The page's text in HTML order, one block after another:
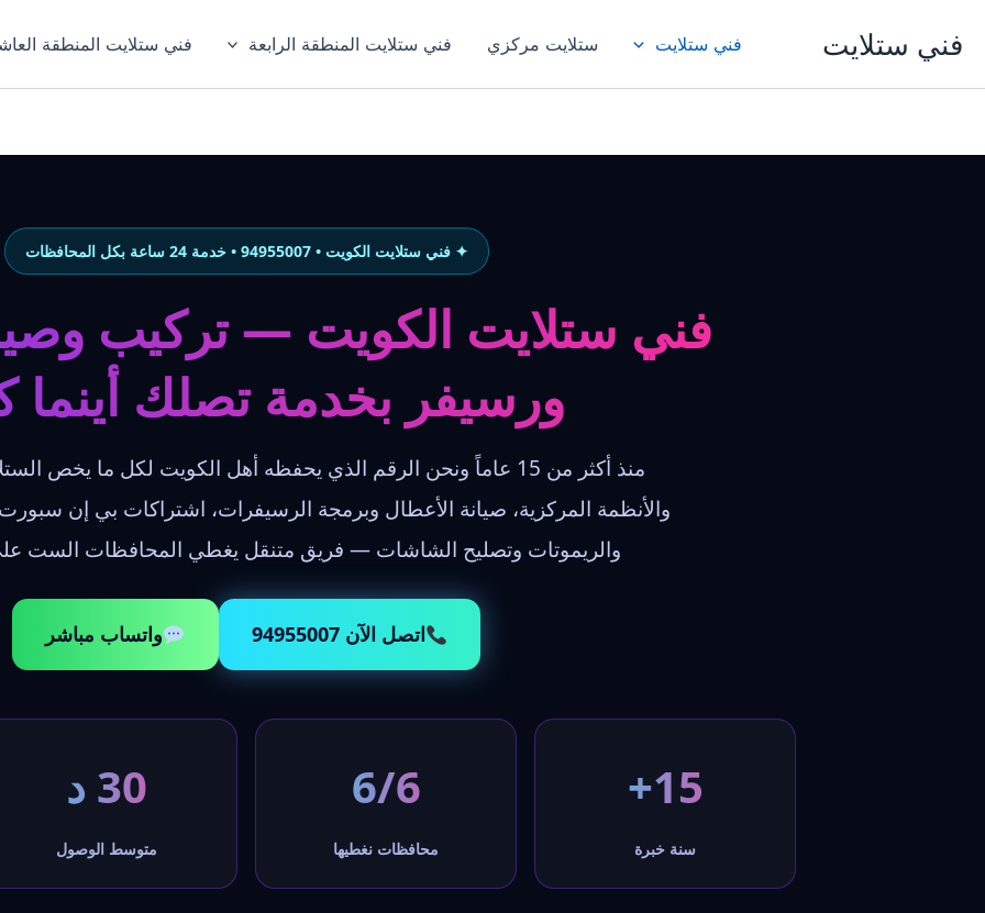
فني ستلايت فني ستلايت ستلايت مركزي فني ستلايت المنطقة الرابعة فني ستلايت المنطقة
✦ فني ستلايت الكويت • 94955007 • خدمة 24 ساعة بكل المحافظات
فني ستلايت الكويت — تركيب
ورسيفر بخدمة تصلك أينما
منذ أكثر من 15 عاماً ونحن الرقم الذي يحفظه أهل الكويت لكل ما يخص
والأنظمة المركزية، صيانة الأعطال وبرمجة الرسيفرات، اشتراكات بي إن
والريموتات وتصليح الشاشات — فريق متنقل يغطي المحافظات الست
اتصل الآن 94955007 واتساب مباشر
15+
سنة خبرة
6/6
محافظات نغطيها
30 د
متوسط الوصول